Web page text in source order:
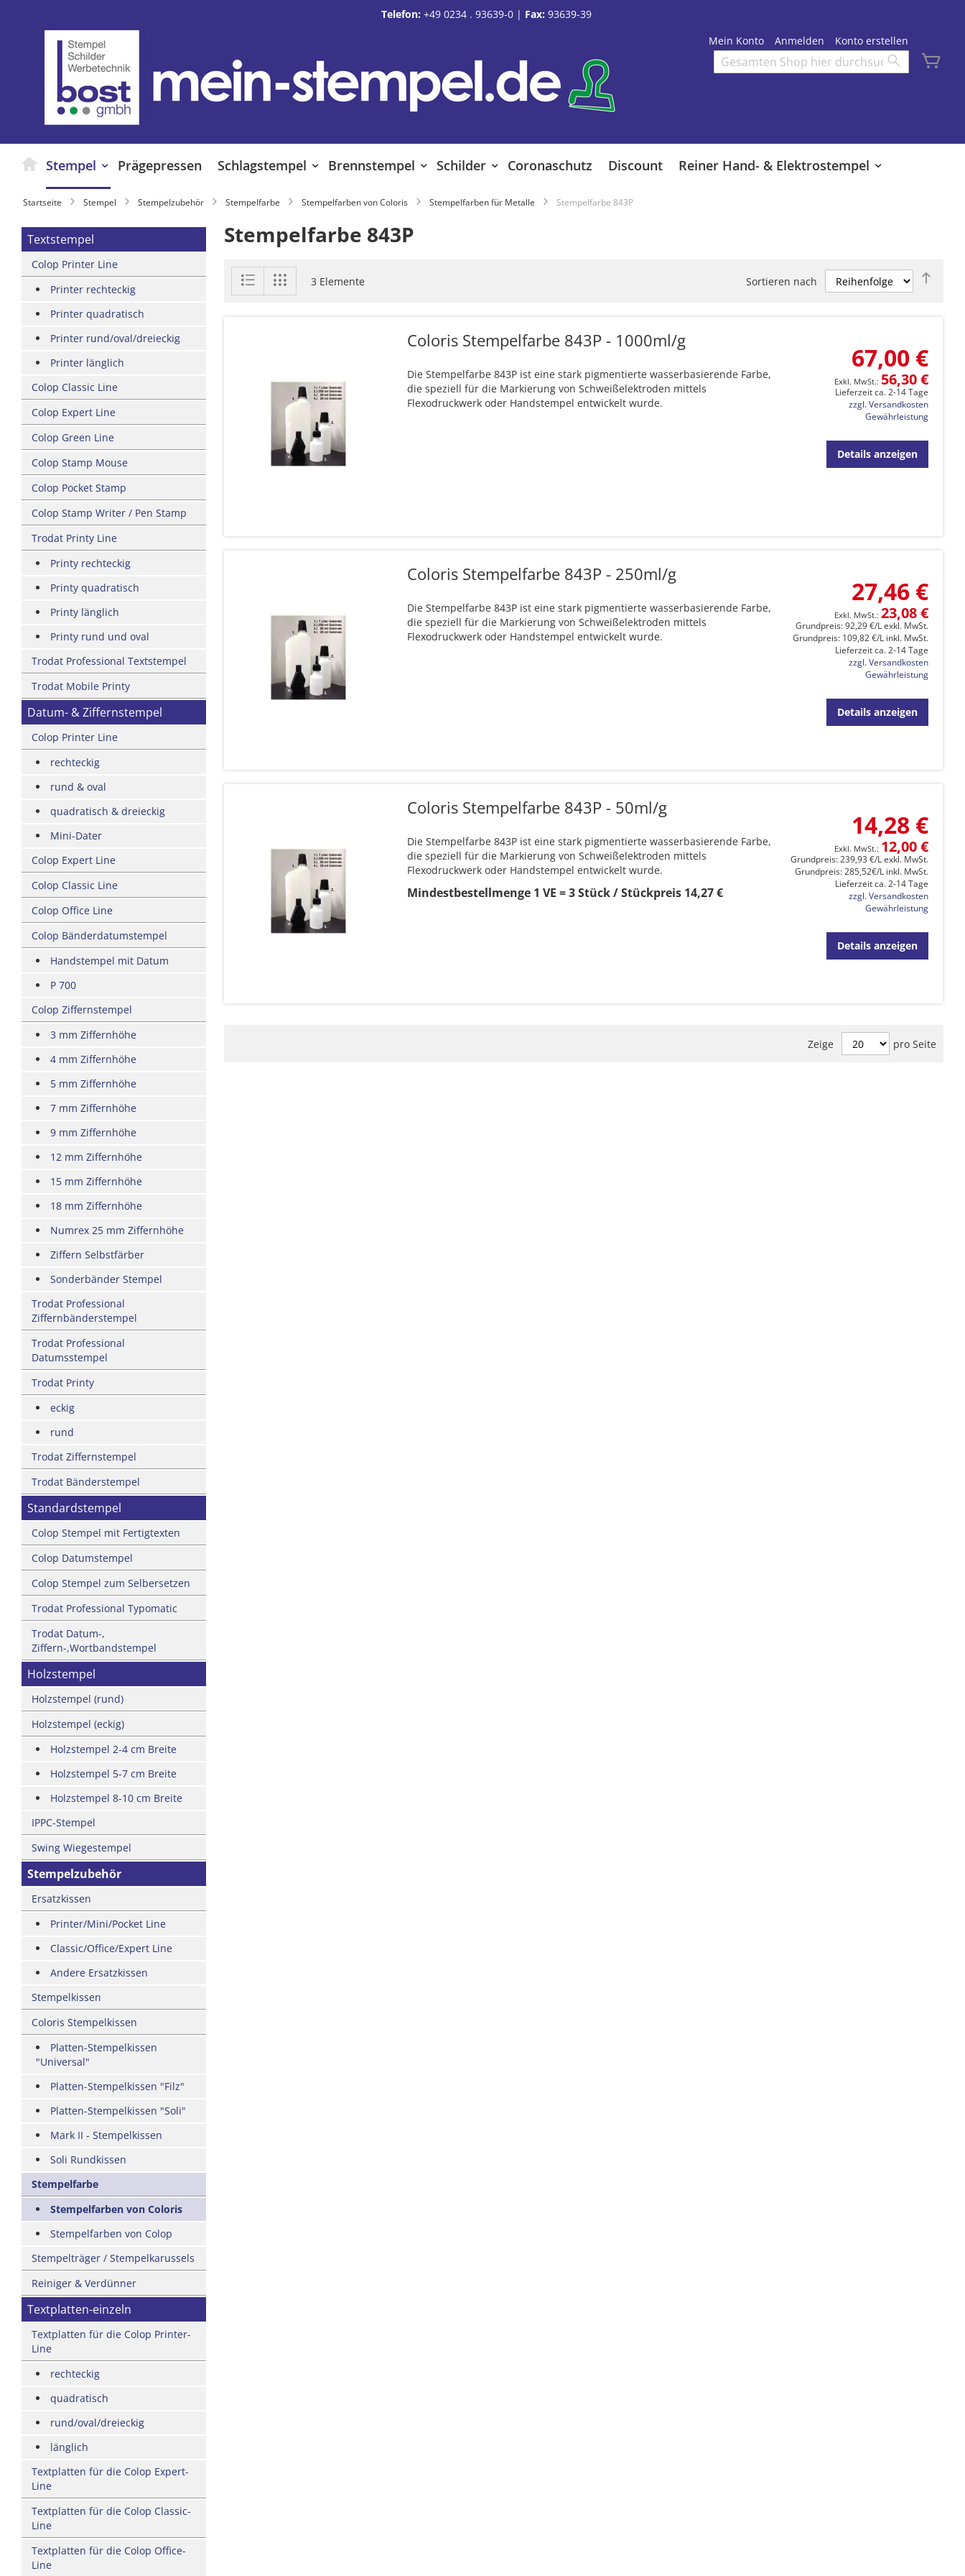
Telefon: +49 0234 . 93639-0| Fax: 93639-39
Mein Konto
Anmelden Konto erstellen
Search
Stempel Prägepressen Schlagstempel Brennstempel Schilder Coronaschutz Discount Reiner Hand- & Elektrostempel
Startseite Stempel Stempelzubehör Stempelfarbe Stempelfarben von Coloris Stempelfarben für Metalle Stempelfarbe 843P
Stempelfarbe 843P
Anzeigen
als
Liste 3 Elemente Sortieren nach
Coloris Stempelfarbe 843P - 1000ml/g
Die Stempelfarbe 843P ist eine stark pigmentierte wasserbasierende Farbe,
die speziell für die Markierung von Schweißelektroden mittels
Flexodruckwerk oder Handstempel entwickelt wurde.
67,00 €
56,30 €
Lieferzeit ca. 2-14 Tage
zzgl. Versandkosten
Gewährleistung
Details anzeigen
Coloris Stempelfarbe 843P - 250ml/g
Die Stempelfarbe 843P ist eine stark pigmentierte wasserbasierende Farbe,
die speziell für die Markierung von Schweißelektroden mittels
Flexodruckwerk oder Handstempel entwickelt wurde.
27,46 €
23,08 €
Grundpreis: 92,29 €/L exkl. MwSt.
Grundpreis: 109,82 €/L inkl. MwSt.
Lieferzeit ca. 2-14 Tage
zzgl. Versandkosten
Gewährleistung
Details anzeigen
Coloris Stempelfarbe 843P - 50ml/g
Die Stempelfarbe 843P ist eine stark pigmentierte wasserbasierende Farbe,
die speziell für die Markierung von Schweißelektroden mittels
Flexodruckwerk oder Handstempel entwickelt wurde.
Mindestbestellmenge 1 VE = 3 Stück / Stückpreis 14,27 €
14,28 €
12,00 €
Grundpreis: 239,93 €/L exkl. MwSt.
Grundpreis: 285,52€/L inkl. MwSt.
Lieferzeit ca. 2-14 Tage
zzgl. Versandkosten
Gewährleistung
Details anzeigen
Zeige pro Seite
Textstempel
Colop Printer Line
Printer rechteckig
Printer quadratisch
Printer rund/oval/dreieckig
Printer länglich
Colop Classic Line
Colop Expert Line
Colop Green Line
Colop Stamp Mouse
Colop Pocket Stamp
Colop Stamp Writer / Pen Stamp
Trodat Printy Line
Printy rechteckig
Printy quadratisch
Printy länglich
Printy rund und oval
Trodat Professional Textstempel
Trodat Mobile Printy
Datum- & Ziffernstempel
Colop Printer Line
rechteckig
rund & oval
quadratisch & dreieckig
Mini-Dater
Colop Expert Line
Colop Classic Line
Colop Office Line
Colop Bänderdatumstempel
Handstempel mit Datum
P 700
Colop Ziffernstempel
3 mm Ziffernhöhe
4 mm Ziffernhöhe
5 mm Ziffernhöhe
7 mm Ziffernhöhe
9 mm Ziffernhöhe
12 mm Ziffernhöhe
15 mm Ziffernhöhe
18 mm Ziffernhöhe
Numrex 25 mm Ziffernhöhe
Ziffern Selbstfärber
Sonderbänder Stempel
Trodat Professional
Ziffernbänderstempel
Trodat Professional
Datumsstempel
Trodat Printy
eckig
rund
Trodat Ziffernstempel
Trodat Bänderstempel
Standardstempel
Colop Stempel mit Fertigtexten
Colop Datumstempel
Colop Stempel zum Selbersetzen
Trodat Professional Typomatic
Trodat Datum-,
Ziffern-,Wortbandstempel
Holzstempel
Holzstempel (rund)
Holzstempel (eckig)
Holzstempel 2-4 cm Breite
Holzstempel 5-7 cm Breite
Holzstempel 8-10 cm Breite
IPPC-Stempel
Swing Wiegestempel
Stempelzubehör
Ersatzkissen
Printer/Mini/Pocket Line
Classic/Office/Expert Line
Andere Ersatzkissen
Stempelkissen
Coloris Stempelkissen
Platten-Stempelkissen
"Universal"
Platten-Stempelkissen "Filz"
Platten-Stempelkissen "Soli"
Mark II - Stempelkissen
Soli Rundkissen
Stempelfarbe
Stempelfarben von Coloris
Stempelfarben von Colop
Stempelträger / Stempelkarussels
Reiniger & Verdünner
Textplatten-einzeln
Textplatten für die Colop Printer-
Line
rechteckig
quadratisch
rund/oval/dreieckig
länglich
Textplatten für die Colop Expert-
Line
Textplatten für die Colop Classic-
Line
Textplatten für die Colop Office-
Line